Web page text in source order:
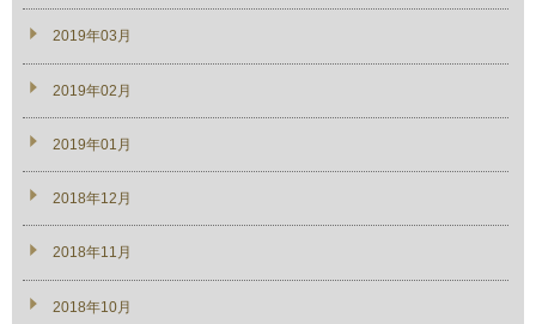
2019年03月
2019年02月
2019年01月
2018年12月
2018年11月
2018年10月